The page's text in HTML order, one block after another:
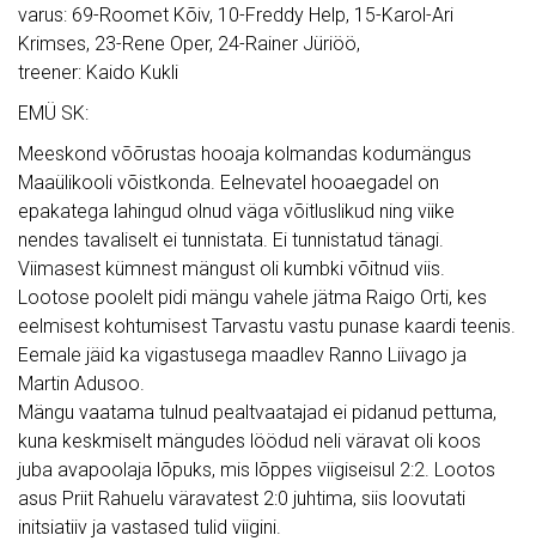
varus: 69-Roomet Kõiv, 10-Freddy Help, 15-Karol-Ari
Krimses, 23-Rene Oper, 24-Rainer Jüriöö,
treener: Kaido Kukli
EMÜ SK:
Meeskond võõrustas hooaja kolmandas kodumängus
Maaülikooli võistkonda. Eelnevatel hooaegadel on
epakatega lahingud olnud väga võitluslikud ning viike
nendes tavaliselt ei tunnistata. Ei tunnistatud tänagi.
Viimasest kümnest mängust oli kumbki võitnud viis.
Lootose poolelt pidi mängu vahele jätma Raigo Orti, kes
eelmisest kohtumisest Tarvastu vastu punase kaardi teenis.
Eemale jäid ka vigastusega maadlev Ranno Liivago ja
Martin Adusoo.
Mängu vaatama tulnud pealtvaatajad ei pidanud pettuma,
kuna keskmiselt mängudes löödud neli väravat oli koos
juba avapoolaja lõpuks, mis lõppes viigiseisul 2:2. Lootos
asus Priit Rahuelu väravatest 2:0 juhtima, siis loovutati
initsiatiiv ja vastased tulid viigini.